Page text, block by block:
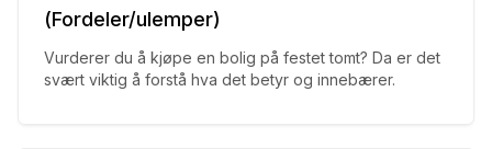
(Fordeler/ulemper)
Vurderer du å kjøpe en bolig på festet tomt? Da er det
svært viktig å forstå hva det betyr og innebærer.